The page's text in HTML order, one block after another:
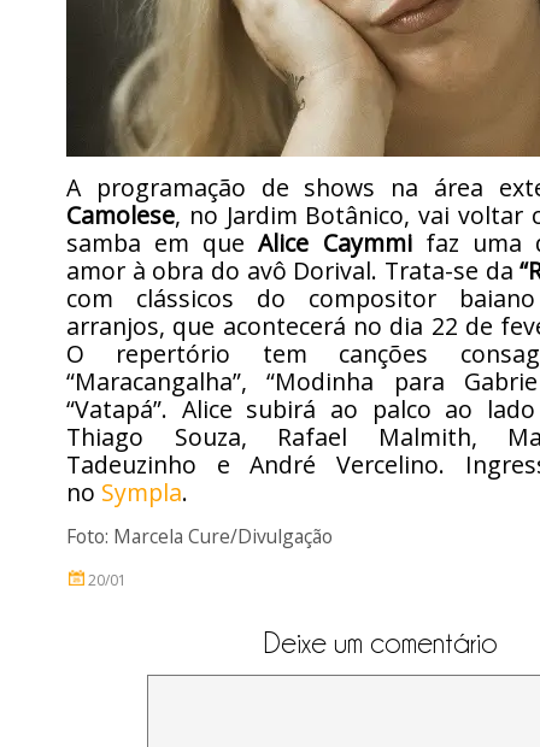
A programação de shows na área
Camolese, no Jardim Botânico, vai voltar
samba em queAlice Caymmifaz uma
amor à obra do avô Dorival. Trata-se da
com clássicos do compositor
arranjos, que acontecerá no dia 22 de
O repertório tem canções
“Maracangalha”, “Modinha para
“Vatapá”. Alice subirá ao palco ao
Thiago Souza, Rafael Malmith,
Tadeuzinho e André Vercelino.
no Sympla.
Foto: Marcela Cure/Divulgação
20/01
Deixe um comentário